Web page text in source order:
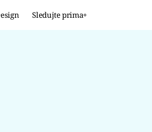
Sledujte prima+